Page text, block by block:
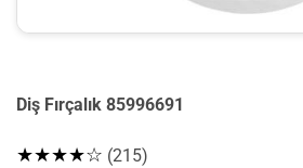
Diş Fırçalık 85996691
★★★★☆ (215)